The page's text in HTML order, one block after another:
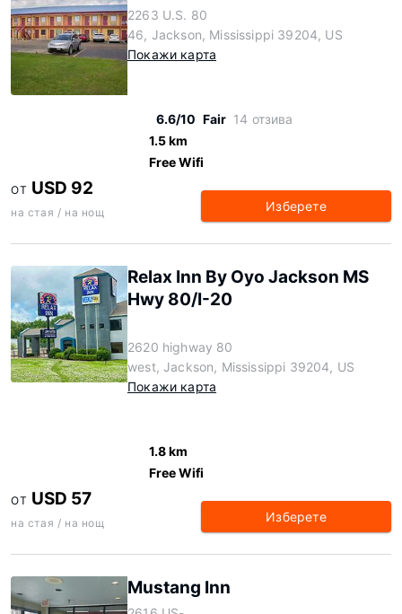
2263 U.S. 80
46, Jackson, Mississippi 39204, US
Покажи карта
6.6/10 Fair 14 отзива
1.5 km
Free Wifi
ОТ USD 92
на стая / на нощ Изберете
Relax Inn By Oyo Jackson MS
Hwy 80/I-20
2620 highway 80
west, Jackson, Mississippi 39204, US
Покажи карта
1.8 km
Free Wifi
ОТ USD 57
на стая / на нощ Изберете
Mustang Inn